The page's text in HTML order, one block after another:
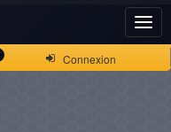
Connexion